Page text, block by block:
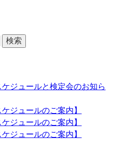
ケジュールと検定会のお知ら
ジュールのご案内】
ジュールのご案内】
ジュールのご案内】